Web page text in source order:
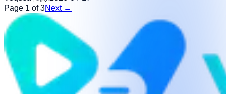
Page 1 of 3Next →